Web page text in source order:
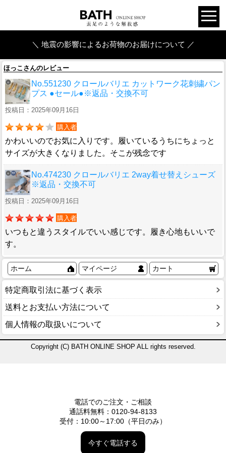
＼ 地震の影響によるお荷物のお届けについて ／
ほっこさんのレビュー
No.551230 クロールバリエ カットワーク花刺繍パン
プス ●セール●※返品・交換不可
投稿日：2025年09月16日
購入者
かわいいのでお気に入りです。履いているうちにちょっと
サイズが大きくなりました。そこが残念です
No.474230 クロールバリエ 2way着せ替えシューズ
※返品・交換不可
投稿日：2025年09月16日
購入者
いつもと違うスタイルでいい感じです。履き心地もいいで
す。
ホーム マイページ カート
特定商取引法に基づく表示
送料とお支払い方法について
個人情報の取扱いについて
Copyright (C) BATH ONLINE SHOP ALL rights reserved.
電話でのご注文・ご相談
通話料無料：0120-94-8133
受付：10:00～17:00（平日のみ）
今すぐ電話する